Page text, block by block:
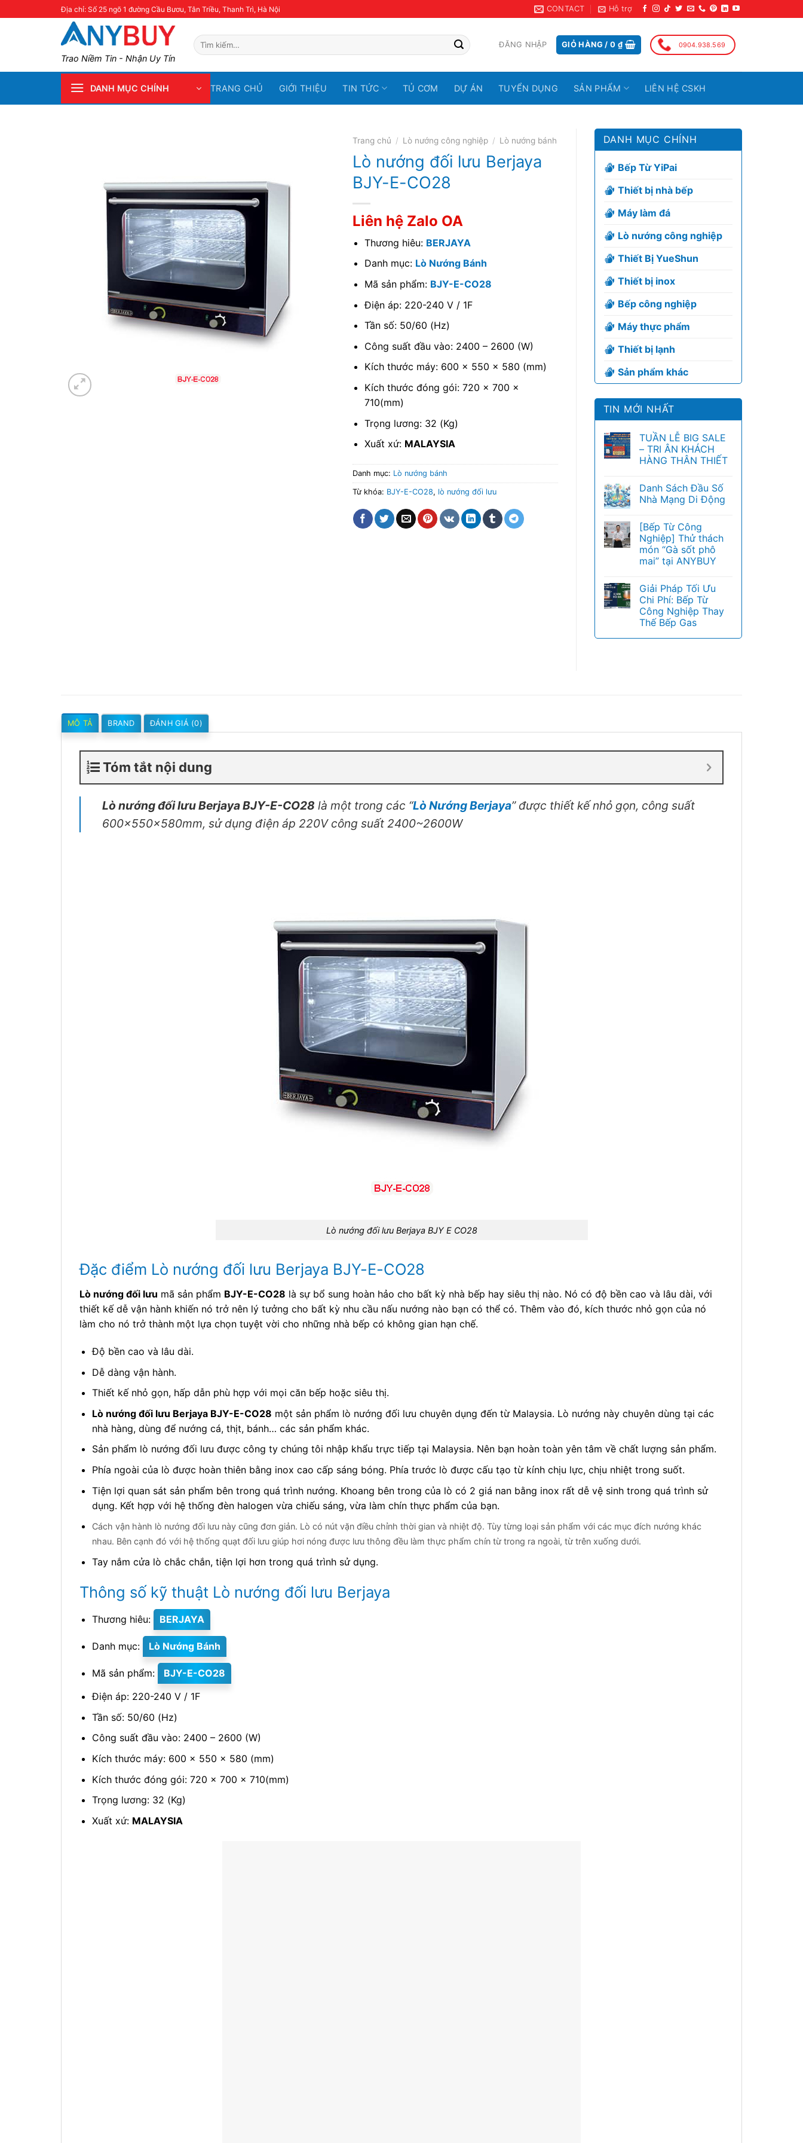
Địa chỉ: Số 25 ngõ 1 đường Cầu Bươu, Tân Triều, Thanh Trì, Hà Nội CONTACT Hỗ trợ
Trao Niềm Tin - Nhận Uy Tín
Tìm
kiếm:
ĐĂNG NHẬP GIỎ HÀNG /0 ₫ 0904.938.569
DANH MỤC CHÍNH TRANG CHỦ GIỚI THIỆU TIN TỨC TỦ CƠM DỰ ÁN TUYỂN DỤNG SẢN PHẨM LIÊN HỆ CSKH
Trang chủ / Lò nướng công nghiệp / Lò nướng bánh
Lò nướng đối lưu Berjaya
BJY-E-CO28
Liên hệ Zalo OA
Thương hiêu: BERJAYA
Danh mục: Lò Nướng Bánh
Mã sản phẩm: BJY-E-CO28
Điện áp: 220-240 V / 1F
Tần số: 50/60 (Hz)
Công suất đầu vào: 2400 – 2600 (W)
Kích thước máy: 600 x 550 x 580 (mm)
Kích thước đóng gói: 720 x 700 x
710(mm)
Trọng lương: 32 (Kg)
Xuất xứ: MALAYSIA
Danh mục: Lò nướng bánh
Từ khóa: BJY-E-CO28, lò nướng đối lưu
DANH MỤC CHÍNH
Bếp Từ YiPai
Thiết bị nhà bếp
Máy làm đá
Lò nướng công nghiệp
Thiết Bị YueShun
Thiết bị inox
Bếp công nghiệp
Máy thực phẩm
Thiết bị lạnh
Sản phẩm khác
TIN MỚI NHẤT
TUẦN LỄ BIG SALE
– TRI ÂN KHÁCH
HÀNG THÂN THIẾT
Danh Sách Đầu Số
Nhà Mạng Di Động
[Bếp Từ Công
Nghiệp] Thử thách
món “Gà sốt phô
mai” tại ANYBUY
Giải Pháp Tối Ưu
Chi Phí: Bếp Từ
Công Nghiệp Thay
Thế Bếp Gas
MÔ TẢ BRAND ĐÁNH GIÁ (0)
Tóm tắt nội dung
Lò nướng đối lưu Berjaya BJY-E-CO28 là một trong các “Lò Nướng Berjaya” được thiết kế nhỏ gọn, công suất
600x550x580mm, sử dụng điện áp 220V công suất 2400~2600W
Lò nướng đối lưu Berjaya BJY E CO28
Đặc điểm Lò nướng đối lưu Berjaya BJY-E-CO28
Lò nướng đối lưu mã sản phẩm BJY-E-CO28 là sự bổ sung hoàn hảo cho bất kỳ nhà bếp hay siêu thị nào. Nó có độ bền cao và lâu dài, với
thiết kế dễ vận hành khiến nó trở nên lý tưởng cho bất kỳ nhu cầu nấu nướng nào bạn có thể có. Thêm vào đó, kích thước nhỏ gọn của nó
làm cho nó trở thành một lựa chọn tuyệt vời cho những nhà bếp có không gian hạn chế.
Độ bền cao và lâu dài.
Dễ dàng vận hành.
Thiết kế nhỏ gọn, hấp dẫn phù hợp với mọi căn bếp hoặc siêu thị.
Lò nướng đối lưu Berjaya BJY-E-CO28 một sản phẩm lò nướng đối lưu chuyên dụng đến từ Malaysia. Lò nướng này chuyên dùng tại các
nhà hàng, dùng để nướng cá, thịt, bánh… các sản phẩm khác.
Sản phẩm lò nướng đối lưu được công ty chúng tôi nhập khẩu trực tiếp tại Malaysia. Nên bạn hoàn toàn yên tâm về chất lượng sản phẩm.
Phía ngoài của lò được hoàn thiên bằng inox cao cấp sáng bóng. Phía trước lò được cấu tạo từ kính chịu lực, chịu nhiệt trong suốt.
Tiện lợi quan sát sản phẩm bên trong quá trình nướng. Khoang bên trong của lò có 2 giá nan bằng inox rất dễ vệ sinh trong quá trình sử
dụng. Kết hợp với hệ thống đèn halogen vừa chiếu sáng, vừa làm chín thực phẩm của bạn.
Cách vận hành lò nướng đối lưu này cũng đơn giản. Lò có nút vặn điều chỉnh thời gian và nhiệt độ. Tùy từng loại sản phẩm với các mục đích nướng khác
nhau. Bên cạnh đó với hệ thống quạt đối lưu giúp hơi nóng được lưu thông đều làm thực phẩm chín từ trong ra ngoài, từ trên xuống dưới.
Tay nắm cửa lò chắc chắn, tiện lợi hơn trong quá trình sử dụng.
Thông số kỹ thuật Lò nướng đối lưu Berjaya
Thương hiêu: BERJAYA
Danh mục: Lò Nướng Bánh
Mã sản phẩm:
BJY-E-CO28
Điện áp: 220-240 V / 1F
Tần số: 50/60 (Hz)
Công suất đầu vào: 2400 – 2600 (W)
Kích thước máy: 600 x 550 x 580 (mm)
Kích thước đóng gói: 720 x 700 x 710(mm)
Trọng lương: 32 (Kg)
Xuất xứ: MALAYSIA